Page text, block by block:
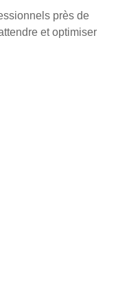
près de
et optimiser